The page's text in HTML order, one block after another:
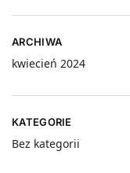
ARCHIWA
kwiecień 2024
KATEGORIE
Bez kategorii